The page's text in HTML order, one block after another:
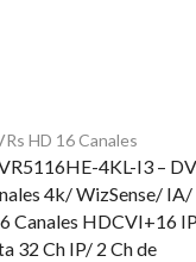
HD 16 Canales
4KL-I3 –
4k/ WizSense/ IA/
Canales HDCVI+16
32 Ch IP/ 2 Ch de